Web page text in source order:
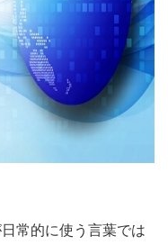
常的に使う言葉では